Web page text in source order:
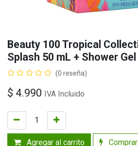
Beauty 100 Tropical
Splash 50 mL + Shower
(0 reseña)
$ 4.990 IVA Incluido
Agregar al carrito